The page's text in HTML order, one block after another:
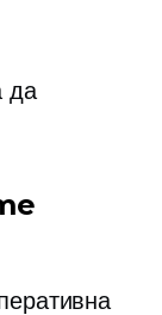
да